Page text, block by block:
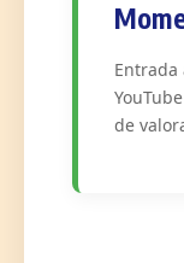
Entrada
de